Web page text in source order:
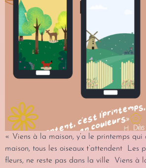
« Viens à la maison, y’a le printemps
maison, tous les oiseaux t’attendent Les
fleurs, ne reste pas dans la ville Viens à